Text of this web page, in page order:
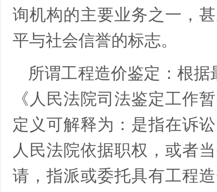
询机构的主要业务之一，
平与社会信誉的标志。
所谓工程造价鉴定：根据
《人民法院司法鉴定工作
定义可解释为：是指在诉
人民法院依据职权，或者
请，指派或委托具有工程